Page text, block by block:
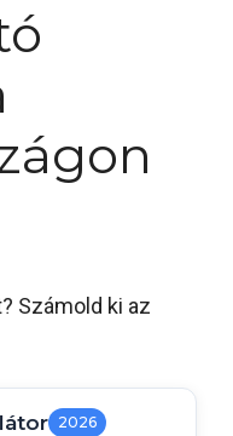
Számold ki az
2026